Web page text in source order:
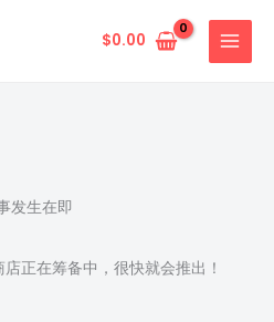
$0.00
发生在即
正在筹备中，很快就会推出！